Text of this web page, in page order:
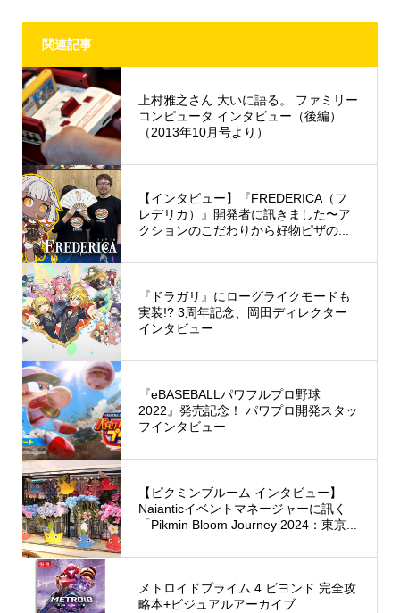
関連記事
上村雅之さん 大いに語る。 ファミリー
コンピュータ インタビュー（後編）
（2013年10月号より）
【インタビュー】『FREDERICA（フ
レデリカ）』開発者に訊きました〜ア
クションのこだわりから好物ピザの...
『ドラガリ』にローグライクモードも
実装!? 3周年記念、岡田ディレクター
インタビュー
『eBASEBALLパワフルプロ野球
2022』発売記念！ パワプロ開発スタッ
フインタビュー
【ピクミンブルーム インタビュー】
Naianticイベントマネージャーに訊く
「Pikmin Bloom Journey 2024：東京...
メトロイドプライム 4 ビヨンド 完全攻
略本+ビジュアルアーカイブ